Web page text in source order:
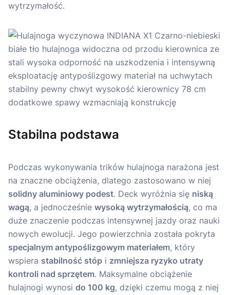
wytrzymałość.
Stabilna podstawa
Podczas wykonywania trików hulajnoga narażona jest
na znaczne obciążenia, dlatego zastosowano w niej
solidny aluminiowy podest. Deck wyróżnia się niską
wagą, a jednocześnie wysoką wytrzymałością, co ma
duże znaczenie podczas intensywnej jazdy oraz nauki
nowych ewolucji. Jego powierzchnia została pokryta
specjalnym antypoślizgowym materiałem, który
wspiera stabilność stóp i zmniejsza ryzyko utraty
kontroli nad sprzętem. Maksymalne obciążenie
hulajnogi wynosi do 100 kg, dzięki czemu mogą z niej